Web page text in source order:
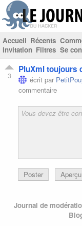
Accueil Récents
invitation Filtres Se
3
PluXml toujours
écrit par
commentaire
Poster Aperçu
Journal de